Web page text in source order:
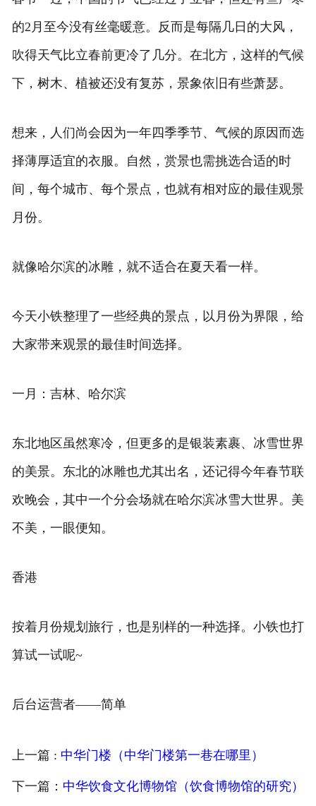
的2月至今没有丝毫暖意。反而是每隔几日的大风，
吹得天气比立春前更冷了几分。在北方，这样的气候
下，树木、植被还没有复苏，景象依旧有些萧瑟。
想来，人们尚会因为一年四季季节、气候的原因而选
择薄厚适宜的衣服。自然，赏景也需挑选合适的时
间，每个城市、每个景点，也就有相对应的最佳观景
月份。
就像哈尔滨的冰雕，就不适合在夏天看一样。
今天小铁整理了一些经典的景点，以月份为界限，给
大家带来观景的最佳时间选择。
一月：吉林、哈尔滨
东北地区虽然寒冷，但更多的是银装素裹、冰雪世界
的美景。东北的冰雕也尤其出名，还记得今年春节联
欢晚会，其中一个分会场就在哈尔滨冰雪大世界。美
不美，一眼便知。
香港
按着月份规划旅行，也是别样的一种选择。小铁也打
算试一试呢~
后台运营者——简单
上一篇 : 中华门楼（中华门楼第一巷在哪里）
下一篇： 中华饮食文化博物馆（饮食博物馆的研究）